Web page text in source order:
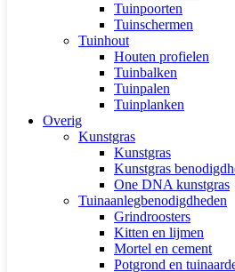
Tuinpoorten
Tuinschermen
Tuinhout
Houten profielen
Tuinbalken
Tuinpalen
Tuinplanken
Overig
Kunstgras
Kunstgras
Kunstgras
One DNA kunstgras
Tuinaanlegbenodigdheden
Grindroosters
Kitten en lijmen
Mortel en cement
Potgrond en